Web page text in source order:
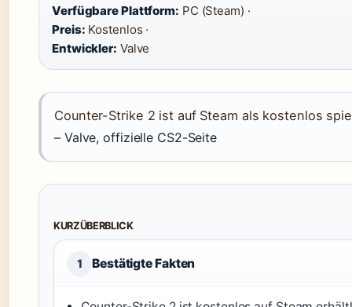
Verfügbare Plattform: PC (Steam) ·
Preis: Kostenlos ·
Entwickler: Valve
Counter-Strike 2 ist auf Steam als kostenlos
– Valve, offizielle CS2-Seite
KURZÜBERBLICK
1 Bestätigte Fakten